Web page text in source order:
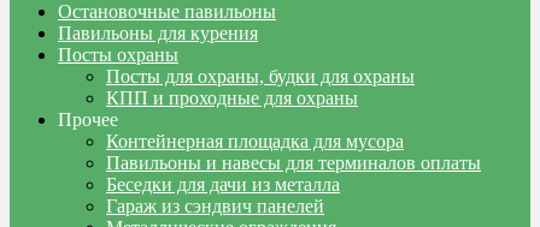
Остановочные павильоны
Павильоны для курения
Посты охраны
Посты для охраны, будки для охраны
КПП и проходные для охраны
Прочее
Контейнерная площадка для мусора
Павильоны и навесы для терминалов оплаты
Беседки для дачи из металла
Гараж из сэндвич панелей